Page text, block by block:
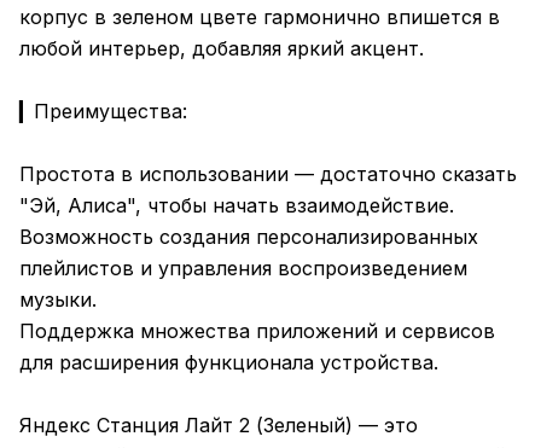
корпус в зеленом цвете гармонично впишется в
любой интерьер, добавляя яркий акцент.
▎Преимущества:
Простота в использовании — достаточно сказать
"Эй, Алиса", чтобы начать взаимодействие.
Возможность создания персонализированных
плейлистов и управления воспроизведением
музыки.
Поддержка множества приложений и сервисов
для расширения функционала устройства.
Яндекс Станция Лайт 2 (Зеленый) — это